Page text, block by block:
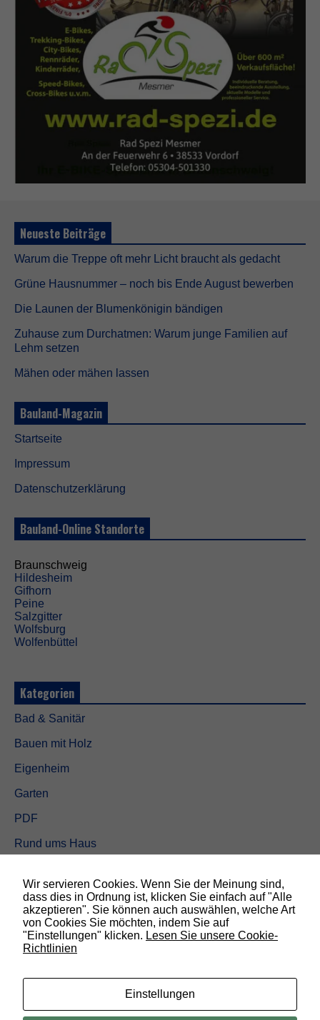
Neueste Beiträge
Warum die Treppe oft mehr Licht braucht als gedacht
Grüne Hausnummer – noch bis Ende August bewerben
Die Launen der Blumenkönigin bändigen
Zuhause zum Durchatmen: Warum junge Familien auf
Lehm setzen
Mähen oder mähen lassen
Bauland-Magazin
Startseite
Impressum
Datenschutzerklärung
Bauland-Online Standorte
Braunschweig
Hildesheim
Gifhorn
Peine
Salzgitter
Wolfsburg
Wolfenbüttel
Kategorien
Bad & Sanitär
Bauen mit Holz
Eigenheim
Garten
PDF
Rund ums Haus
Sicherheit
SUCHEN
Wir servieren Cookies. Wenn Sie der Meinung sind,
dass dies in Ordnung ist, klicken Sie einfach auf "Alle
akzeptieren". Sie können auch auswählen, welche Art
von Cookies Sie möchten, indem Sie auf
"Einstellungen" klicken. Lesen Sie unsere Cookie-
Richtlinien
Einstellungen
i
D
i
e
s
e
i
e